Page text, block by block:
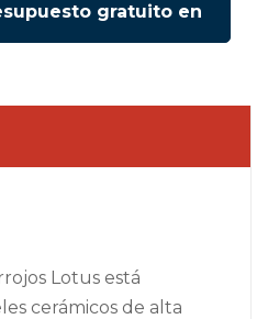
gratuito en
Lotus está
cerámicos de alta